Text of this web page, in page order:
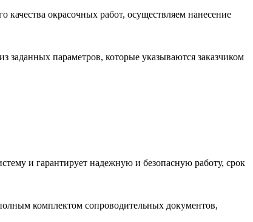
окрасочных работ, осуществляем нанесение
параметров, которые указываются заказчиком
и гарантирует надежную и безопасную работу, срок
комплектом сопроводительных документов,